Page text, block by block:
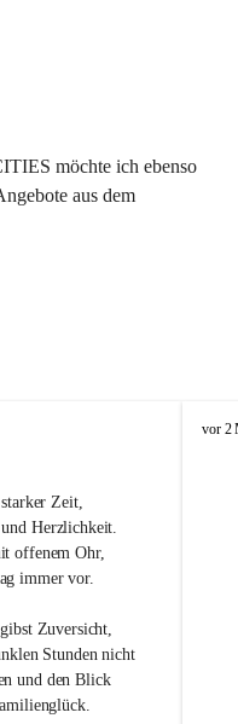
möchte ich ebenso
aus dem
Zeit,
Herzlichkeit.
offenem Ohr,
immer vor.
Zuversicht,
Stunden nicht
und den Blick
O
vor 2